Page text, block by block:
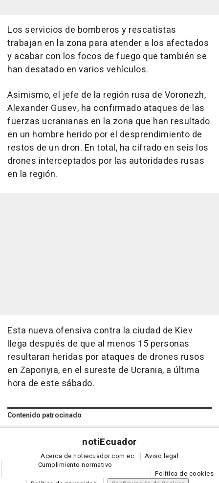
Los servicios de bomberos y rescatistas
trabajan en la zona para atender a los afectados
y acabar con los focos de fuego que también se
han desatado en varios vehículos.
Asimismo, el jefe de la región rusa de Voronezh,
Alexander Gusev, ha confirmado ataques de las
fuerzas ucranianas en la zona que han resultado
en un hombre herido por el desprendimiento de
restos de un dron. En total, ha cifrado en seis los
drones interceptados por las autoridades rusas
en la región.
Esta nueva ofensiva contra la ciudad de Kiev
llega después de que al menos 15 personas
resultaran heridas por ataques de drones rusos
en Zaporiyia, en el sureste de Ucrania, a última
hora de este sábado.
Contenido patrocinado
notiEcuador
Acerca de notiecuador.com.ec
Aviso legal
Cumplimiento normativo
Política de cookies